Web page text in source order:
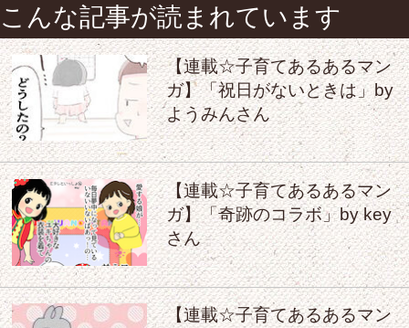
こんな記事が読まれています
【連載☆子育てあるあるマン
ガ】「祝日がないときは」by
ようみんさん
【連載☆子育てあるあるマン
ガ】「奇跡のコラボ」by key
さん
【連載☆子育てあるあるマン